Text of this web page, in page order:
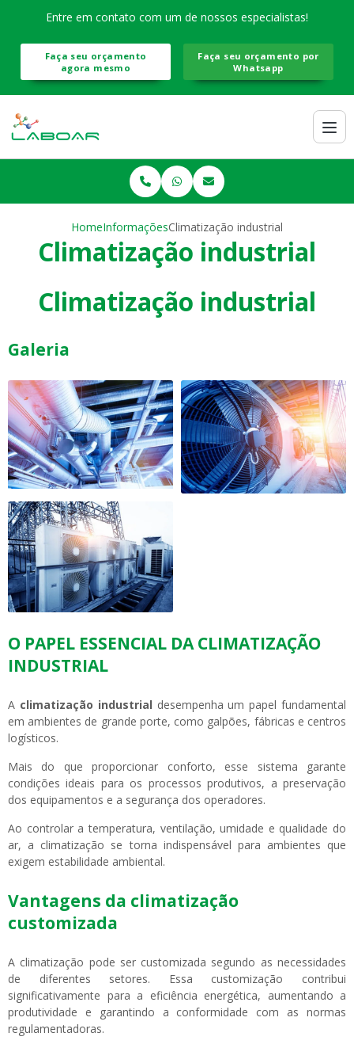
Entre em contato com um de nossos especialistas!
Faça seu orçamento
agora mesmo
Faça seu orçamento por
Whatsapp
HomeInformaçõesClimatização industrial
Climatização industrial
Climatização industrial
Galeria
O PAPEL ESSENCIAL DA CLIMATIZAÇÃO
INDUSTRIAL
A climatização industrial desempenha um papel fundamental
em ambientes de grande porte, como galpões, fábricas e centros
logísticos.
Mais do que proporcionar conforto, esse sistema garante
condições ideais para os processos produtivos, a preservação
dos equipamentos e a segurança dos operadores.
Ao controlar a temperatura, ventilação, umidade e qualidade do
ar, a climatização se torna indispensável para ambientes que
exigem estabilidade ambiental.
Vantagens da climatização
customizada
A climatização pode ser customizada segundo as necessidades
de diferentes setores. Essa customização contribui
significativamente para a eficiência energética, aumentando a
produtividade e garantindo a conformidade com as normas
regulamentadoras.